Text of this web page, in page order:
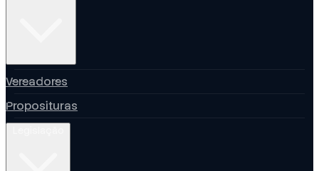
Vereadores
Proposituras